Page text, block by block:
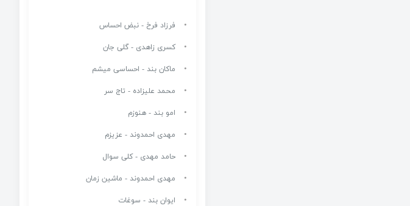
فرزاد فرخ - نبض احساس
کسری زاهدی - گلی جان
ماکان بند - احساسی میشم
محمد علیزاده - تاج سر
امو بند - هنوزم
مهدی احمدوند - عزیزم
حامد مهدی - کلی سوال
مهدی احمدوند - ماشین زمان
ایوان بند - سوغات